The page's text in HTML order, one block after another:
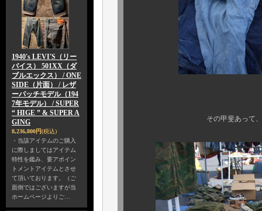
1940's LEVI'S（リー
バイス） 501XX（ダ
ブルエックス） / ONE
SIDE（片面） / レザ
ーパッチモデル（194
7年モデル） / SUPER
“ HIGE ” & SUPER A
GING
8,236,800円(税込)
・当該アイテムのご購入
に際しましてはアイテム
特性を鑑み、要アポイン
トメントアイテムとさせ
て頂いております。（ご
面倒ではございますが当
ホームページよりご…
その甲斐あって、今回は本